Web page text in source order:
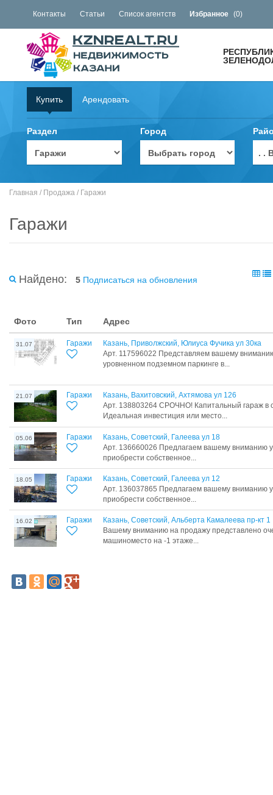
Контакты Статьи Список агентств Избранное (0)
Купить Арендовать
Раздел Город
. .
Главная / Продажа / Гаражи
Гаражи
Найдено: 5 Подписаться на обновления
Фото Тип Адрес
31.07 Гаражи
Казань, Приволжский, Юлиуса Фучика ул 30ка
Арт. 117596022 Представляем вашему
уровненном подземном паркинге в...
21.07 Гаражи
Казань, Вахитовский, Ахтямова ул 126
Арт. 138803264 СРОЧНО! Капитальный гараж в
Идеальная инвестиция или место...
05.06 Гаражи
Казань, Советский, Галеева ул 18
Арт. 136660026 Предлагаем вaшему вниманию
приобpести cобствeннoe...
18.05 Гаражи
Казань, Советский, Галеева ул 12
Арт. 136037865 Предлагаем вaшему вниманию
приобpести cобствeннoe...
16.02 Гаражи
Казань, Советский, Альберта Камалеева пр-кт 1
Вашему вниманию на продажу представлено
машиноместо на -1 этаже...